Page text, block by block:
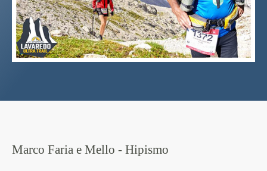
Marco Faria e Mello - Hipismo